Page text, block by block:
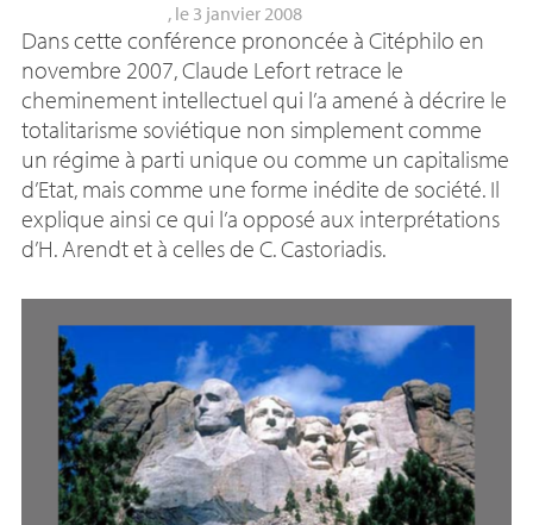
, le 3 janvier 2008
Dans cette conférence prononcée à Citéphilo en
novembre 2007, Claude Lefort retrace le
cheminement intellectuel qui l’a amené à décrire le
totalitarisme soviétique non simplement comme
un régime à parti unique ou comme un capitalisme
d’Etat, mais comme une forme inédite de société. Il
explique ainsi ce qui l’a opposé aux interprétations
d’H. Arendt et à celles de C. Castoriadis.